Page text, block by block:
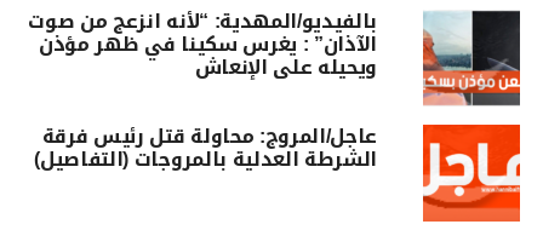
بالفيديو/المهدية: “لأنه انزعج من صوت
الآذان” : يغرس سكينا في ظهر مؤذن
ويحيله على الإنعاش
عاجل/المروج: محاولة قتل رئيس فرقة
الشرطة العدلية بالمروجات (التفاصيل)